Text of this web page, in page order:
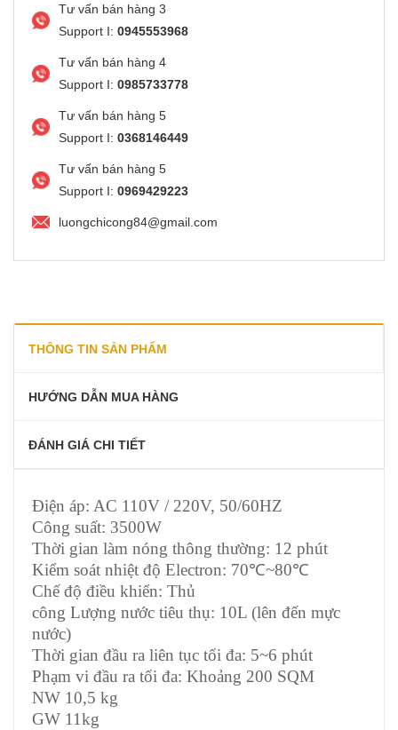
Tư vấn bán hàng 3
Support I: 0945553968
Tư vấn bán hàng 4
Support I: 0985733778
Tư vấn bán hàng 5
Support I: 0368146449
Tư vấn bán hàng 5
Support I: 0969429223
luongchicong84@gmail.com
THÔNG TIN SẢN PHẨM
HƯỚNG DẪN MUA HÀNG
ĐÁNH GIÁ CHI TIẾT
Điện áp: AC 110V / 220V, 50/60HZ
Công suất: 3500W
Thời gian làm nóng thông thường: 12 phút
Kiểm soát nhiệt độ Electron: 70℃~80℃
Chế độ điều khiển: Thủ
công Lượng nước tiêu thụ: 10L (lên đến mực
nước)
Thời gian đầu ra liên tục tối đa: 5~6 phút
Phạm vi đầu ra tối đa: Khoảng 200 SQM
NW 10,5 kg
GW 11kg